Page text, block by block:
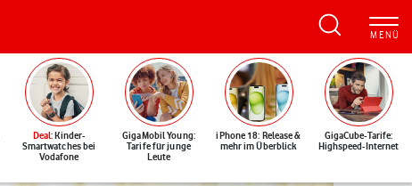
Deal: Kinder-
Smartwatches bei
Vodafone
GigaMobil Young:
Tarife für junge
Leute
iPhone 18: Release &
mehr im Überblick
GigaCube-Tarife:
Highspeed-Internet